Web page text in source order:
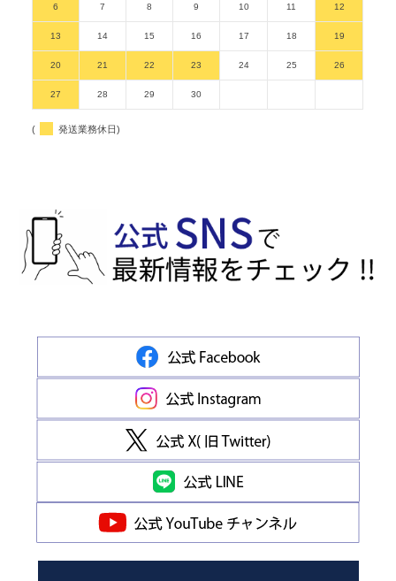
6 7 8 9 10 11 12
13 14 15 16 17 18 19
20 21 22 23 24 25 26
27 28 29 30
( 発送業務休日)